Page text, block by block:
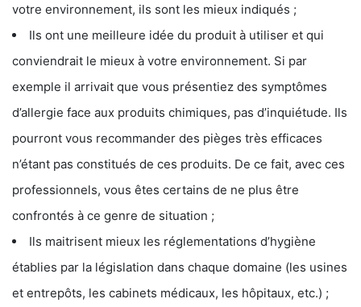
votre environnement, ils sont les mieux indiqués ;
Ils ont une meilleure idée du produit à utiliser et qui
conviendrait le mieux à votre environnement. Si par
exemple il arrivait que vous présentiez des symptômes
d’allergie face aux produits chimiques, pas d’inquiétude. Ils
pourront vous recommander des pièges très efficaces
n’étant pas constitués de ces produits. De ce fait, avec ces
professionnels, vous êtes certains de ne plus être
confrontés à ce genre de situation ;
Ils maitrisent mieux les réglementations d’hygiène
établies par la législation dans chaque domaine (les usines
et entrepôts, les cabinets médicaux, les hôpitaux, etc.) ;